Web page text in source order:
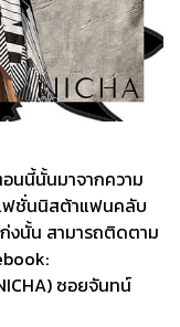
อนนี้นั้นมาจากความ
ฟชั่นนิสต้าแฟนคลับ
งนั้น สามารถติดตาม
ซอยจันทน์